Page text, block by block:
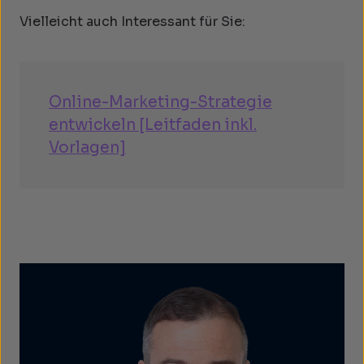
Vielleicht auch Interessant für Sie:
Online-Marketing-Strategie
entwickeln [Leitfaden inkl.
Vorlagen]